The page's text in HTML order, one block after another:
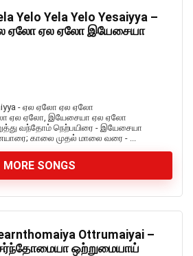
Yelo Yela Yelo Yesaiyya –
ஏலோ ஏல ஏலோ இயேசையா
- ஏல ஏலோ ஏல ஏலோ
ஏல ஏலோ, இயேசையா ஏல ஏலோ
வந்தோம் நெற்பயிரை - இயேசையா
காலை முதல் மாலை வரை - ...
MORE SONGS
Ottrumaiyai –
ஒற்றுமையாய்